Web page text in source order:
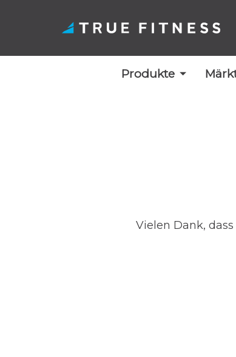
Produkte
Vielen Dank,